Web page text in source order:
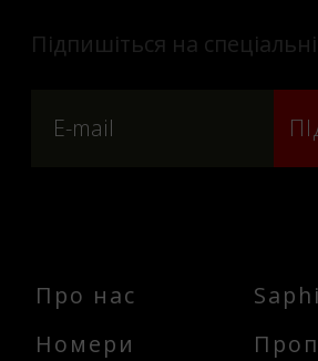
Підпишіться на
Про нас
Номери